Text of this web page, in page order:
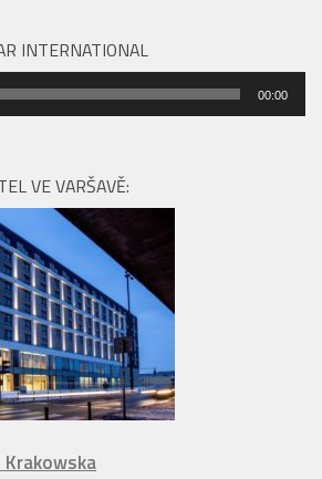
INTERNATIONAL
00:00
VE VARŠAVĚ: